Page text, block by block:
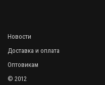
Новости
Доставка и оплата
Оптовикам
© 2012